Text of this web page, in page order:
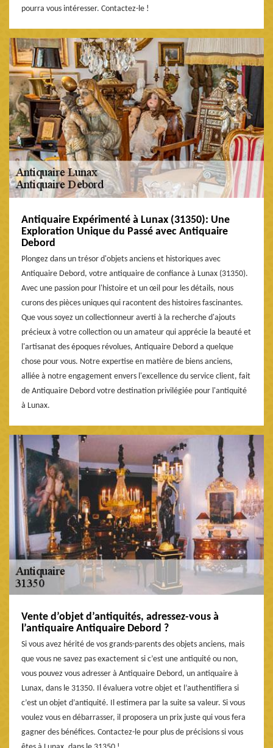
pourra vous intéresser. Contactez-le !
Antiquaire Expérimenté à Lunax (31350): Une
Exploration Unique du Passé avec Antiquaire
Debord
Plongez dans un trésor d'objets anciens et historiques avec
Antiquaire Debord, votre antiquaire de confiance à Lunax (31350).
Avec une passion pour l'histoire et un œil pour les détails, nous
curons des pièces uniques qui racontent des histoires fascinantes.
Que vous soyez un collectionneur averti à la recherche d'ajouts
précieux à votre collection ou un amateur qui apprécie la beauté et
l'artisanat des époques révolues, Antiquaire Debord a quelque
chose pour vous. Notre expertise en matière de biens anciens,
alliée à notre engagement envers l'excellence du service client, fait
de Antiquaire Debord votre destination privilégiée pour l'antiquité
à Lunax.
Vente d’objet d’antiquités, adressez-vous à
l’antiquaire Antiquaire Debord ?
Si vous avez hérité de vos grands-parents des objets anciens, mais
que vous ne savez pas exactement si c’est une antiquité ou non,
vous pouvez vous adresser à Antiquaire Debord, un antiquaire à
Lunax, dans le 31350. Il évaluera votre objet et l’authentifiera si
c’est un objet d’antiquité. Il estimera par la suite sa valeur. Si vous
voulez vous en débarrasser, il proposera un prix juste qui vous fera
gagner des bénéfices. Contactez-le pour plus de précisions si vous